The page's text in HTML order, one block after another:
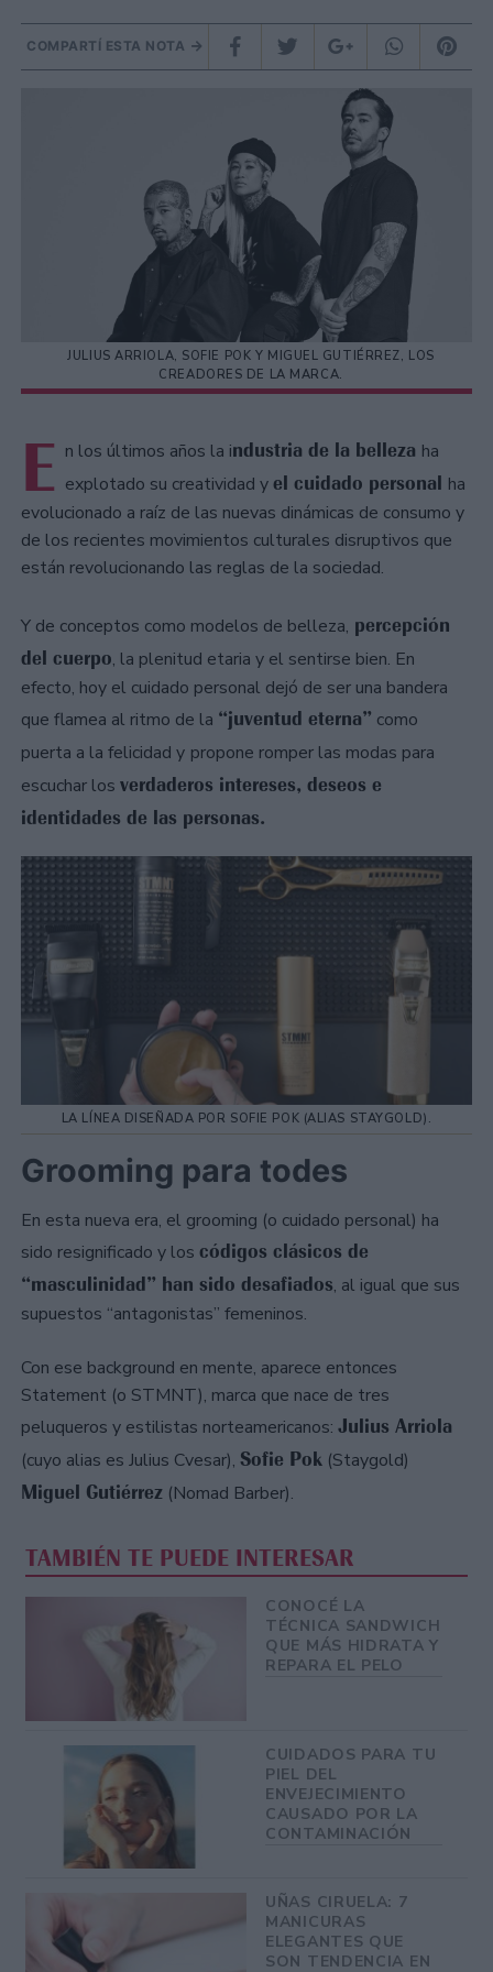
COMPARTÍ ESTA NOTA
JULIUS ARRIOLA, SOFIE POK Y MIGUEL GUTIÉRREZ, LOS
CREADORES DE LA MARCA.
E n los últimos años la industria de la belleza ha
explotado su creatividad yel cuidado personal ha
evolucionado a raíz de las nuevas dinámicas de consumo y
de los recientes movimientos culturales disruptivos que
están revolucionando las reglas de la sociedad.
Y de conceptos como modelos de belleza, percepción
del cuerpo, la plenitud etaria y el sentirse bien. En
efecto, hoy el cuidado personal dejó de ser una bandera
que flamea al ritmo de la “juventud eterna” como
puerta a la felicidad y propone romper las modas para
escuchar los verdaderos intereses, deseos e
identidades de las personas.
LA LÍNEA DISEÑADA POR SOFIE POK (ALIAS STAYGOLD).
Grooming para todes
En esta nueva era, el grooming (o cuidado personal) ha
sido resignificado y los códigos clásicos de
“masculinidad” han sido desafiados, al igual que sus
supuestos “antagonistas” femeninos.
Con ese background en mente, aparece entonces
Statement (o STMNT), marca que nace de tres
peluqueros y estilistas norteamericanos: Julius Arriola
(cuyo alias es Julius Cvesar), Sofie Pok (Staygold)
Miguel Gutiérrez (Nomad Barber).
TAMBIÉN TE PUEDE INTERESAR
CONOCÉ LA
TÉCNICA SANDWICH
QUE MÁS HIDRATA Y
REPARA EL PELO
CUIDADOS PARA TU
PIEL DEL
ENVEJECIMIENTO
CAUSADO POR LA
CONTAMINACIÓN
UÑAS CIRUELA: 7
MANICURAS
ELEGANTES QUE
SON TENDENCIA EN